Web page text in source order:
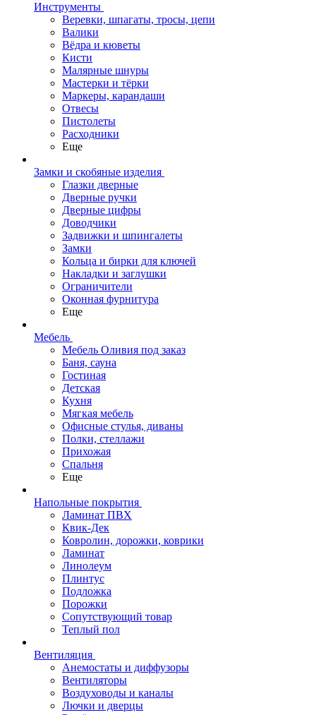
Инструменты
Веревки, шпагаты, тросы, цепи
Валики
Вёдра и кюветы
Кисти
Малярные шнуры
Мастерки и тёрки
Маркеры, карандаши
Отвесы
Пистолеты
Расходники
Еще
Замки и скобяные изделия
Глазки дверные
Дверные ручки
Дверные цифры
Доводчики
Задвижки и шпингалеты
Замки
Кольца и бирки для ключей
Накладки и заглушки
Ограничители
Оконная фурнитура
Еще
Мебель
Мебель Оливия под заказ
Баня, сауна
Гостиная
Детская
Кухня
Мягкая мебель
Офисные стулья, диваны
Полки, стеллажи
Прихожая
Спальня
Еще
Напольные покрытия
Ламинат ПВХ
Квик-Дек
Ковролин, дорожки, коврики
Ламинат
Линолеум
Плинтус
Подложка
Порожки
Сопутствующий товар
Теплый пол
Вентиляция
Анемостаты и диффузоры
Вентиляторы
Воздуховоды и каналы
Лючки и дверцы